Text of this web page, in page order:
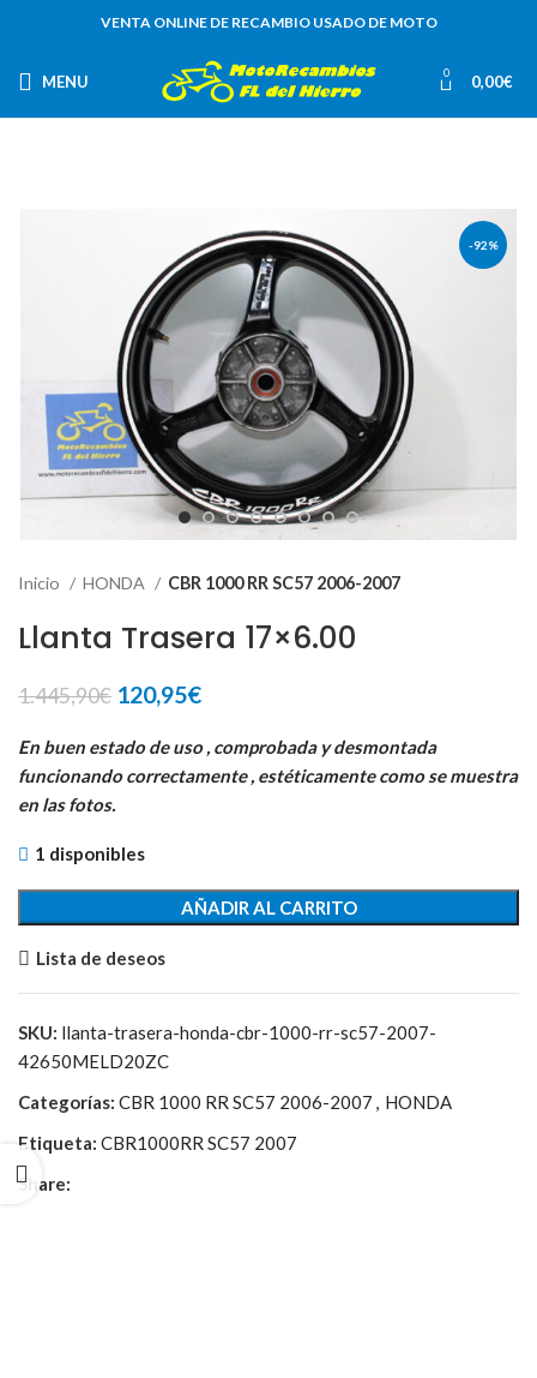
VENTA ONLINE DE RECAMBIO USADO DE MOTO
MENU 0 0,00€
-92%
Inicio HONDA CBR 1000 RR SC57 2006-2007
Llanta Trasera 17×6.00
1.445,90€ El
original
era:
120,95€El
actual
es:
En buen estado de uso , comprobada y desmontada
funcionando correctamente , estéticamente como se muestra
en las fotos.
1 disponibles
AÑADIR AL CARRITO
Lista de deseos
SKU: llanta-trasera-honda-cbr-1000-rr-sc57-2007-
42650MELD20ZC
Categorías: CBR 1000 RR SC57 2006-2007 , HONDA
Etiqueta: CBR1000RR SC57 2007
Share: